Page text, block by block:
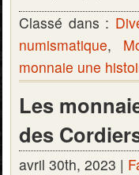
Classé dans :
numismatique,
monnaie une
Les
des
avril 30th, 2023 |